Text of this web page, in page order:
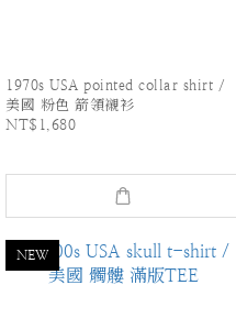
1970s USA pointed collar shirt /
美國 粉色 箭領襯衫
NT$1,680
NEW